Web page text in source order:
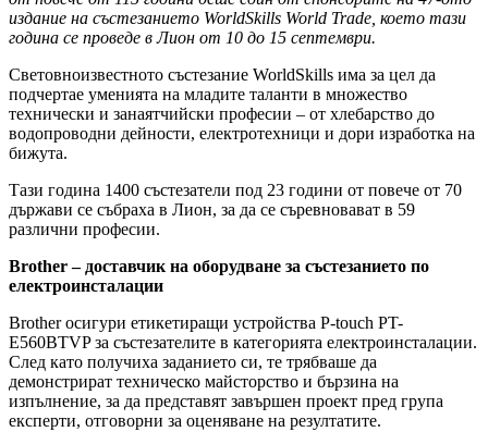
издание на състезанието WorldSkills World Trade, което тази
година се проведе в Лион от 10 до 15 септември.
Световноизвестното състезание WorldSkills има за цел да
подчертае уменията на младите таланти в множество
технически и занаятчийски професии – от хлебарство до
водопроводни дейности, електротехници и дори изработка на
бижута.
Тази година 1400 състезатели под 23 години от повече от 70
държави се събраха в Лион, за да се съревновават в 59
различни професии.
Brother – доставчик на оборудване за състезанието по
електроинсталации
Brother осигури етикетиращи устройства P-touch PT-
E560BTVP за състезателите в категорията електроинсталации.
След като получиха заданието си, те трябваше да
демонстрират техническо майсторство и бързина на
изпълнение, за да представят завършен проект пред група
експерти, отговорни за оценяване на резултатите.